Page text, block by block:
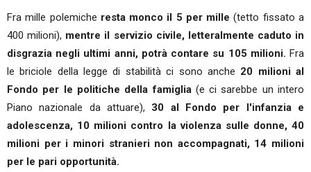
Fra mille polemiche resta monco il 5 per mille (tetto fissato a
400 milioni), mentre il servizio civile, letteralmente caduto in
disgrazia negli ultimi anni, potrà contare su 105 milioni. Fra
le briciole della legge di stabilità ci sono anche 20 milioni al
Fondo per le politiche della famiglia(e ci sarebbe un intero
Piano nazionale da attuare), 30 al Fondo per l'infanzia e
adolescenza, 10 milioni contro la violenza sulle donne, 40
milioni per i minori stranieri non accompagnati, 14 milioni
per le pari opportunità.